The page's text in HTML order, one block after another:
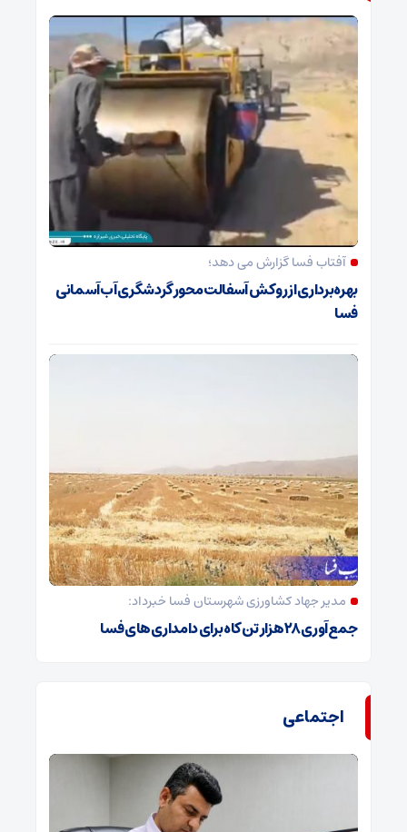
آفتاب فسا گزارش می دهد؛
بهره‌برداری از روکش آسفالت محور گردشگری آب‌آسمانی
فسا
مدیر جهاد کشاورزی شهرستان فسا خبرداد:
جمع‌آوری ۲۸ هزار تن کاه برای دامداری‌های فسا
اجتماعی